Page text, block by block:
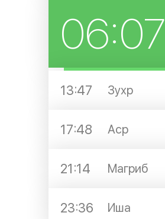
06:07
13:47 Зухр
17:48 Аср
21:14 Магриб
23:36 Иша